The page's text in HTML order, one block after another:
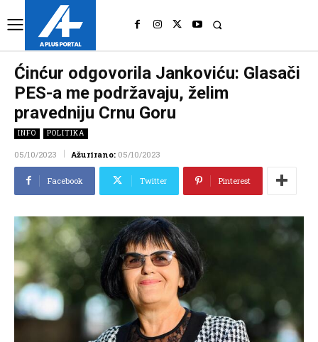
Ćinćur odgovorila Jankoviću: Glasači
PES-a me podržavaju, želim
pravedniju Crnu Goru
INFO POLITIKA
05/10/2023 Ažurirano: 05/10/2023
Facebook Twitter Pinterest